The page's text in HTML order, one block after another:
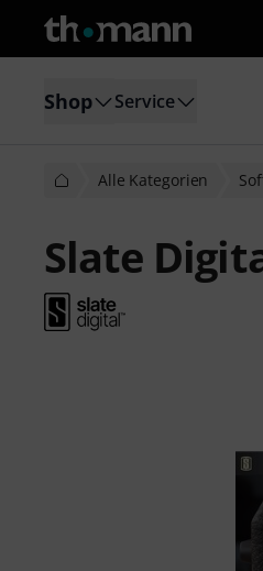
Shop Service
Alle Kategorien
Slate